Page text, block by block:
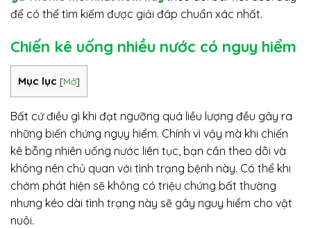
để có thể tìm kiếm được giải đáp chuẩn xác nhất.
Chiến kê uống nhiều nước có nguy hiểm
Mục lục [Mở]
Bất cứ điều gì khi đạt ngưỡng quá liều lượng đều gây ra
những biến chứng nguy hiểm. Chính vì vậy mà khi chiến
kê bỗng nhiên uống nước liên tục, bạn cần theo dõi và
không nên chủ quan với tình trạng bệnh này. Có thể khi
chớm phát hiện sẽ không có triệu chứng bất thường
nhưng kéo dài tình trạng này sẽ gây nguy hiểm cho vật
nuôi.